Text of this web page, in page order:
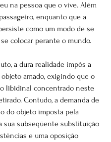
na pessoa que o vive. Além
enquanto que a
como um modo de se
colocar perante o mundo.
a dura realidade impôs a
amado, exigindo que o
libidinal concentrado neste
Contudo, a demanda de
do objeto imposta pela
sua subseqüente substituição
e uma oposição